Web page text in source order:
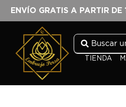
ENVÍO GRATIS A PARTIR
TIENDA